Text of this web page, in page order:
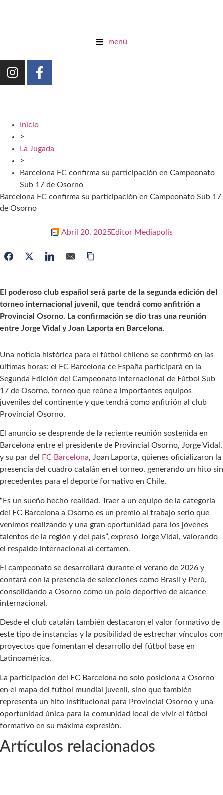
menú
Inicio
>
La Jugada
>
Barcelona FC confirma su participación en Campeonato
Sub 17 de Osorno
Barcelona FC confirma su participación en Campeonato Sub 17
de Osorno
Abril 20, 2025Editor Mediapolis
El poderoso club español será parte de la segunda edición del
torneo internacional juvenil, que tendrá como anfitrión a
Provincial Osorno. La confirmación se dio tras una reunión
entre Jorge Vidal y Joan Laporta en Barcelona.
Una noticia histórica para el fútbol chileno se confirmó en las
últimas horas: el FC Barcelona de España participará en la
Segunda Edición del Campeonato Internacional de Fútbol Sub
17 de Osorno, torneo que reúne a importantes equipos
juveniles del continente y que tendrá como anfitrión al club
Provincial Osorno.
El anuncio se desprende de la reciente reunión sostenida en
Barcelona entre el presidente de Provincial Osorno, Jorge Vidal,
y su par del
FC Barcelona, Joan Laporta, quienes oficializaron la
presencia del cuadro catalán en el torneo, generando un hito sin
precedentes para el deporte formativo en Chile.
“Es un sueño hecho realidad. Traer a un equipo de la categoría
del FC Barcelona a Osorno es un premio al trabajo serio que
venimos realizando y una gran oportunidad para los jóvenes
talentos de la región y del país”, expresó Jorge Vidal, valorando
el respaldo internacional al certamen.
El campeonato se desarrollará durante el verano de 2026 y
contará con la presencia de selecciones como Brasil y Perú,
consolidando a Osorno como un polo deportivo de alcance
internacional.
Desde el club catalán también destacaron el valor formativo de
este tipo de instancias y la posibilidad de estrechar vínculos con
proyectos que fomentan el desarrollo del fútbol base en
Latinoamérica.
La participación del FC Barcelona no solo posiciona a Osorno
en el mapa del fútbol mundial juvenil, sino que también
representa un hito institucional para Provincial Osorno y una
oportunidad única para la comunidad local de vivir el fútbol
formativo en su máxima expresión.
Artículos relacionados